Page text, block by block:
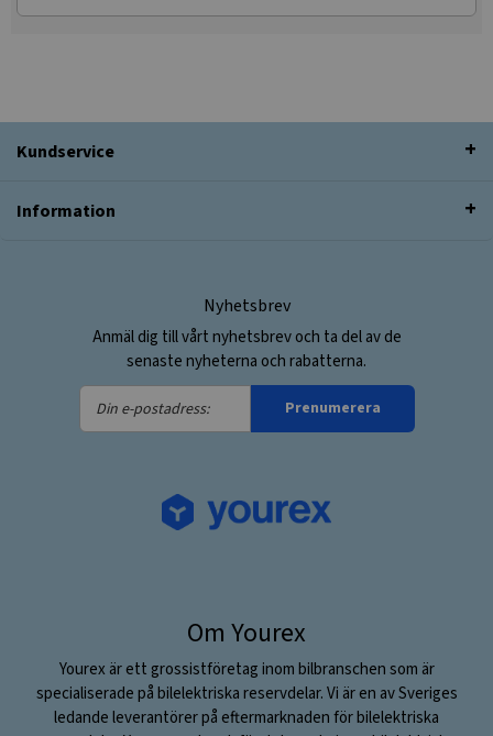
Kundservice
Information
Nyhetsbrev
Anmäl dig till vårt nyhetsbrev och ta del av de
senaste nyheterna och rabatterna.
Din
e-
Prenumerera
Om Yourex
Yourex är ett grossistföretag inom bilbranschen som är
specialiserade på bilelektriska reservdelar. Vi är en av Sveriges
ledande leverantörer på eftermarknaden för bilelektriska